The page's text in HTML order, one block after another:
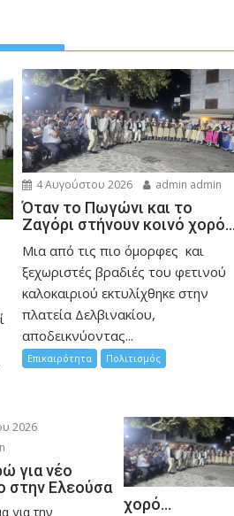
4 Αυγούστου 2026 admin admin
Όταν το Πωγώνι και το
Ζαγόρι στήνουν κοινό χορό…
Μια από τις πιο όμορφες και
ξεχωριστές βραδιές του φετινού
καλοκαιριού εκτυλίχθηκε στην
πλατεία Δελβινακίου,
αποδεικνύοντας...
Επικαιρότητα Πολιτισμός
2026
για νέο
στην Ελεούσα
για την
χορό…